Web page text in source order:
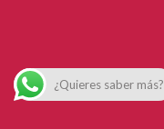
¿Quieres saber más?